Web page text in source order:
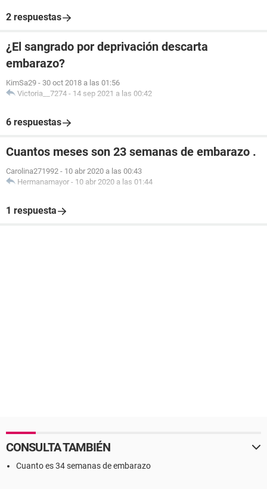
2 respuestas
¿El sangrado por deprivación descarta
embarazo?
KimSa29 - 30 oct 2018 a las 01:56
Victoria__7274 - 14 sep 2021 a las 00:42
6 respuestas
Cuantos meses son 23 semanas de embarazo .
Carolina271992 - 10 abr 2020 a las 00:43
Hermanamayor - 10 abr 2020 a las 01:44
1 respuesta
CONSULTA TAMBIÉN
Cuanto es 34 semanas de embarazo